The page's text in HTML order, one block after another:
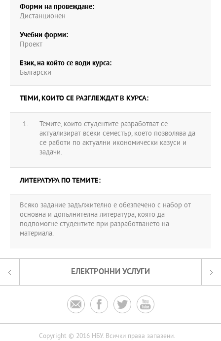
Форми на провеждане:
Дистанционен
Учебни форми:
Проект
Език, на който се води курса:
Български
ТЕМИ, КОИТО СЕ РАЗГЛЕЖДАТ В КУРСА:
Темите, които студентите разработват се
актуализират всеки семестър, което позволява да
се работи по актуални икономически казуси и
задачи.
ЛИТЕРАТУРА ПО ТЕМИТЕ:
Всяко задание задължително е обезпечено с набор от
основна и допълнителна литература, която да
подпомогне студентите при разработването на
материала.
ЕЛЕКТРОННИ УСЛУГИ
   
Copyright © 2016 НБУ. Всички права запазени.